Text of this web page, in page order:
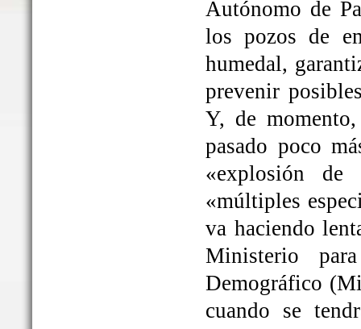
Autónomo de
los pozos de
humedal,
prevenir
Y, de
pasado poco
«explosión
«múltiples
va haciendo
Ministerio
Demográfico
cuando se